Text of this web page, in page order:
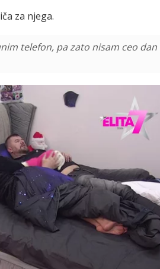
za njega.
telefon, pa zato nisam ceo dan